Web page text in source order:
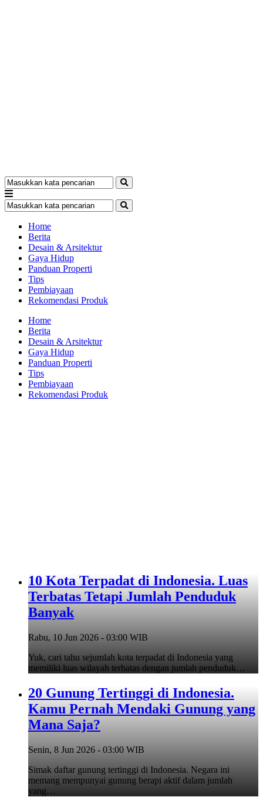
Home
Berita
Desain & Arsitektur
Gaya Hidup
Panduan Properti
Tips
Pembiayaan
Rekomendasi Produk
Home
Berita
Desain & Arsitektur
Gaya Hidup
Panduan Properti
Tips
Pembiayaan
Rekomendasi Produk
10 Kota Terpadat di Indonesia. Luas
Terbatas Tetapi Jumlah Penduduk
Banyak
Rabu, 10 Jun 2026 - 03:00 WIB
Yuk, cari tahu sejumlah kota terpadat di Indonesia yang
memiliki luas wilayah terbatas dengan jumlah penduduk…
20 Gunung Tertinggi di Indonesia.
Kamu Pernah Mendaki Gunung yang
Mana Saja?
Senin, 8 Jun 2026 - 03:00 WIB
Simak daftar gunung tertinggi di Indonesia. Negara ini
memang mempunyai gunung berapi aktif dalam jumlah
yang…